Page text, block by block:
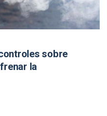
sobre
la